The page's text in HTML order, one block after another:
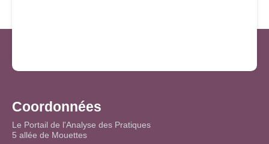
Coordonnées
Le Portail de l'Analyse des Pratiques
5 allée de Mouettes